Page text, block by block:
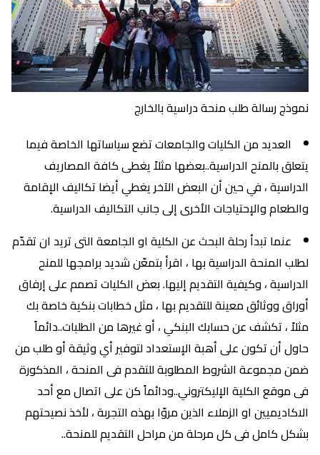
نموذج رسالة طلب منحة دراسية بالخارج
العديد من الكليات والجامعات تضع سياساتها الخاصة فيما
يتعلق بالمنح الدراسية..بعضها مثلاً يغطى كافة المصاريف
الدراسية ، في حين أن البعض الآخر يغطي أيضا تكاليف الإقامة
والطعام والإحتياجات الأخرى إلى جانب التكاليف الدراسية.
عنما تبدأ رحلة البحث عن الكلية او الجامعة التى تريد ان تقدّم
لطلب المنحة الدراسية بها ، اقرأ بتمعّن شديد برامجها للمنح
الدراسية ، وكيفية التقديم إليها. بعض الكليات تصمم على إرفاق
أوراق ووثائق معينة للتقديم بها ، مثل خطابات بنكية خاصة بك
مثلاً ، تكشف عن حسابك البنكي ، أو غيرها من الطلبات..دائماً
حاول أن تكون على أهبة الإستعداد لتوفير أي وثيقة أو طلب من
ضمن مجموعة الشروط المطلوبة للتقدم فى المنحة ، المذكورة
فى موقع الكلية الإليكتروني..ودائماً كن على اتصال مع أحد
الاكاديميين او الزملاء الذين مروّا بهذه التجربة ، لأخذ نصيحتهم
بشكل كامل فى كل مرحلة من مراحل التقديم للمنحة..